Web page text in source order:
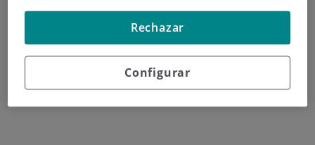
anestesia local y con el alta en 24 horas.
Continuar leyendo
Configurar
Rechazar